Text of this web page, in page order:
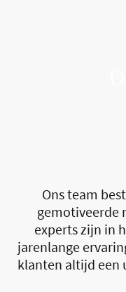
Ons team
gemotiveerde
experts zijn in
jarenlange
klanten altijd een